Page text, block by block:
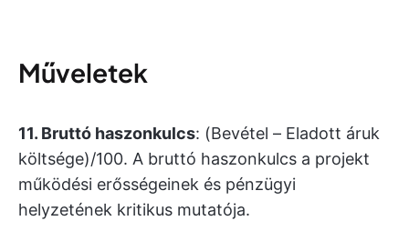
Műveletek
11. Bruttó haszonkulcs: (Bevétel – Eladott áruk
költsége)/100. A bruttó haszonkulcs a projekt
működési erősségeinek és pénzügyi
helyzetének kritikus mutatója.